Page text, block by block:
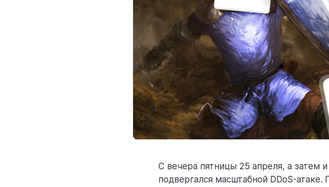
С вечера пятницы 25 апреля, а затем
подвергался масштабной DDoS-